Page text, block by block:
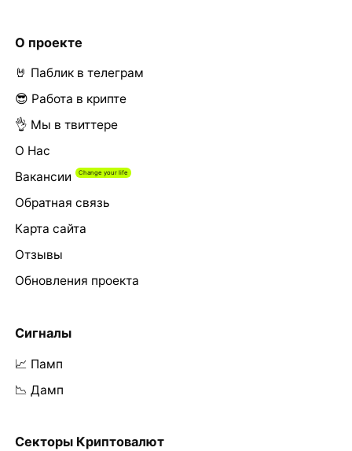
О проекте
🤘 Паблик в телеграм
😎 Работа в крипте
👌 Мы в твиттере
О Нас
Вакансии
Обратная связь
Карта сайта
Отзывы
Обновления проекта
Сигналы
📈 Памп
📉 Дамп
Секторы Криптовалют